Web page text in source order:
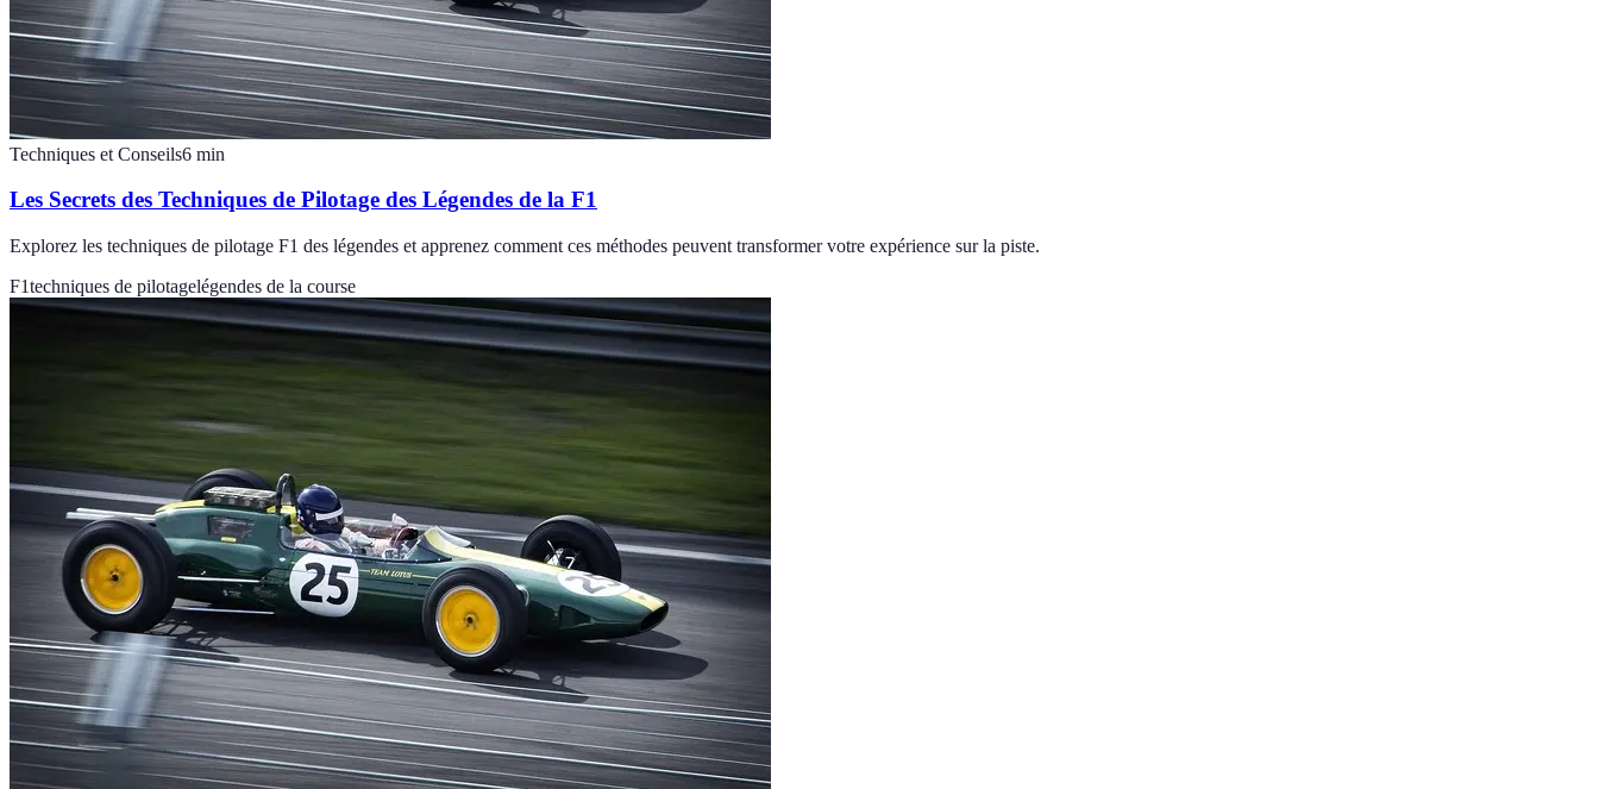
Techniques et Conseils6 min
Les Secrets des Techniques de Pilotage des Légendes de la F1
Explorez les techniques de pilotage F1 des légendes et apprenez comment ces méthodes peuvent transformer votre expérience sur la piste.
F1techniques de pilotagelégendes de la course